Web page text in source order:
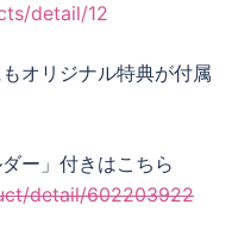
detail/12
オリジナル特典が付属
ー」付きはこちら
detail/602203922